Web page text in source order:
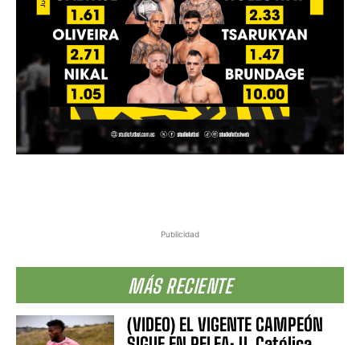
Publicidad
MÁS RECIENTE
(VIDEO) EL VIGENTE CAMPEÓN